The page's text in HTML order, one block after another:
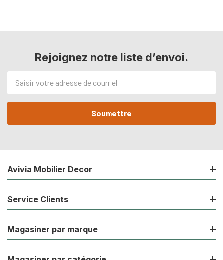
Rejoignez notre liste d’envoi.
de
courriel
Avivia Mobilier Decor
Service Clients
Magasiner par marque